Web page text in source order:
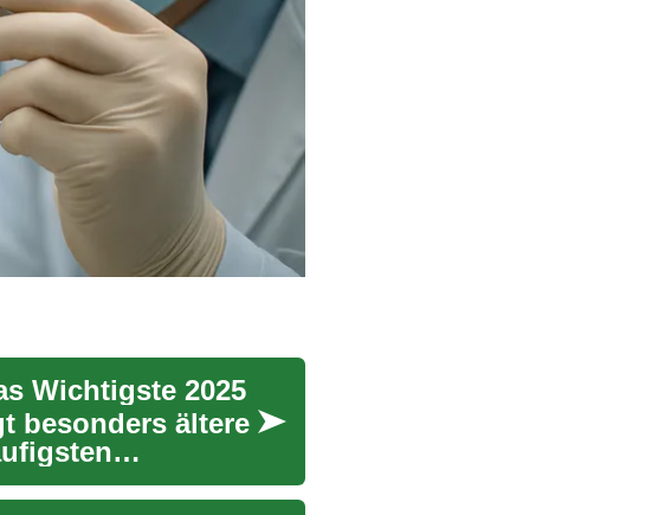
Wichtigste 2025
besonders ältere